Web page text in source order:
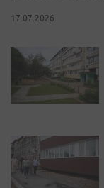
17.07.2026